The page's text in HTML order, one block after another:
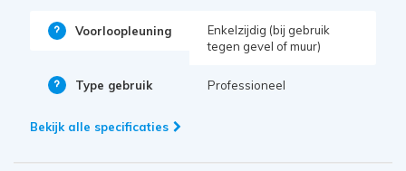
Voorloopleuning
Enkelzijdig (bij gebruik
tegen gevel of muur)
Type gebruik Professioneel
Bekijk alle specificaties